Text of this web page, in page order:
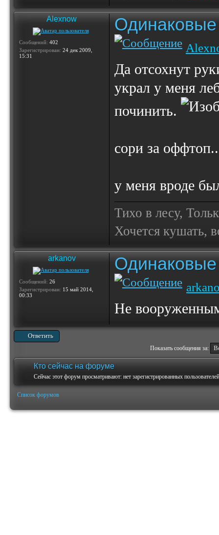
Alexnow
Сообщений: 402
Зарегистрирован: 24 дек 2009,
15:31
Да отсохнут
украл у меня
починить.
сори за оффтоп..
у меня вроде
Тихо в лесу,
Хочется кушать,
arkanov
Сообщений: 26
Зарегистрирован: 15 май 2014,
00:33
Не
Ответить
Показать сообщения за:
Кто сейчас на форуме
Сейчас этот форум просматривают: нет зарегистрированных
Список форумов